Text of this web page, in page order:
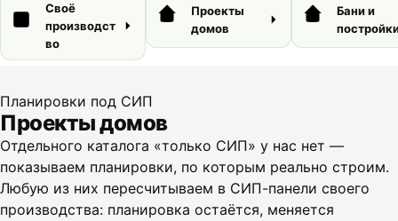
Своё
производст
во
Проекты
домов
Бани и
Планировки под СИП
Проекты домов
Отдельного каталога «только СИП» у нас нет —
показываем планировки, по которым реально строим.
Любую из них пересчитываем в СИП-панели своего
производства: планировка остаётся, меняется